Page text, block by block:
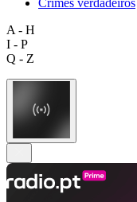
A - H
I - P
Q - Z